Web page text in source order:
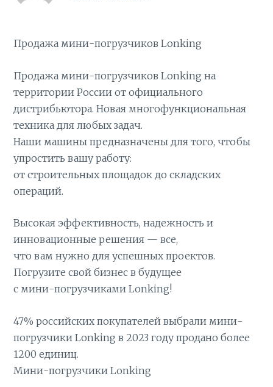
Продажа мини-погрузчиков Lonking
Продажа мини-погрузчиков Lonking на
территории России от официального
дистрибьютора. Новая многофункциональная
техника для любых задач.
Наши машины предназначены для того, чтобы
упростить вашу работу:
от строительных площадок до складских
операций.
Высокая эффективность, надежность и
инновационные решения — все,
что вам нужно для успешных проектов.
Погрузите свой бизнес в будущее
с мини-погрузчиками Lonking!
47% российских покупателей выбрали мини-
погрузчики Lonking в 2023 году продано более
1200 единиц.
Мини-погрузчики Lonking